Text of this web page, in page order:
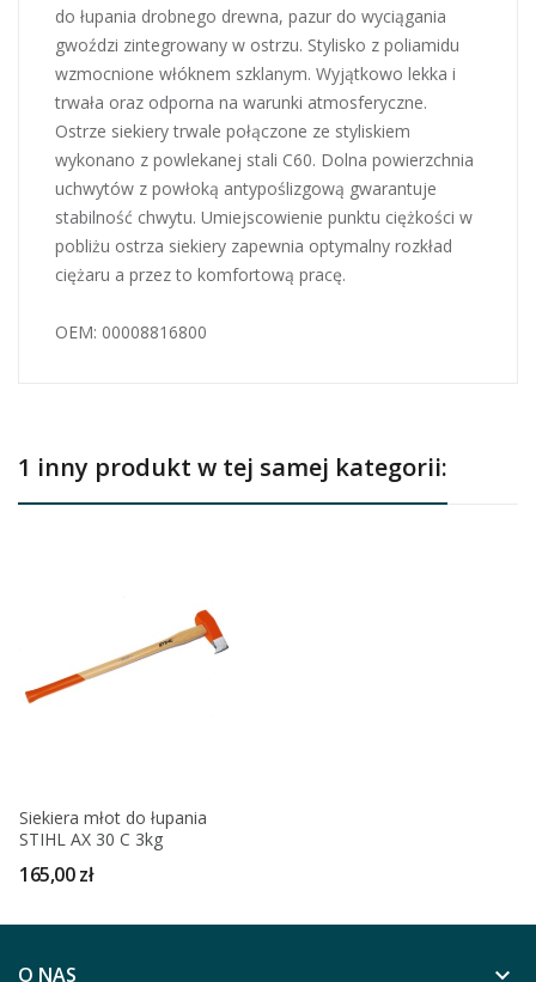
do łupania drobnego drewna, pazur do wyciągania
gwoździ zintegrowany w ostrzu. Stylisko z poliamidu
wzmocnione włóknem szklanym. Wyjątkowo lekka i
trwała oraz odporna na warunki atmosferyczne.
Ostrze siekiery trwale połączone ze styliskiem
wykonano z powlekanej stali C60. Dolna powierzchnia
uchwytów z powłoką antypoślizgową gwarantuje
stabilność chwytu. Umiejscowienie punktu ciężkości w
pobliżu ostrza siekiery zapewnia optymalny rozkład
ciężaru a przez to komfortową pracę.
OEM: 00008816800
1 inny produkt w tej samej kategorii:
Siekiera młot do łupania
STIHL AX 30 C 3kg
165,00 zł
O NAS keyboard_arrow_down